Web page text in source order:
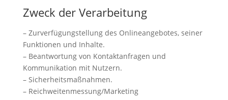
Zweck der Verarbeitung
– Zurverfügungstellung des Onlineangebotes, seiner
Funktionen und Inhalte.
– Beantwortung von Kontaktanfragen und
Kommunikation mit Nutzern.
– Sicherheitsmaßnahmen.
– Reichweitenmessung/Marketing